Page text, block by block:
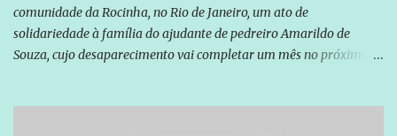
comunidade da Rocinha, no Rio de Janeiro, um ato de
solidariedade à família do ajudante de pedreiro Amarildo de
Souza, cujo desaparecimento vai completar um mês no próximo